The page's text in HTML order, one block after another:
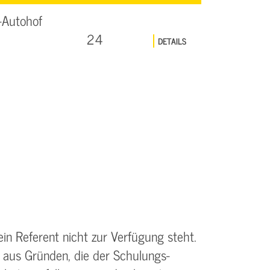
24
DETAILS
Referent nicht zur Verfügung steht.
Gründen, die der Schulungs­